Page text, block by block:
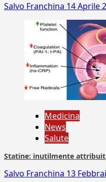
Salvo Franchina 14 Aprile
Medicina
News
Salute
Statine: inutilmente
Salvo Franchina 13